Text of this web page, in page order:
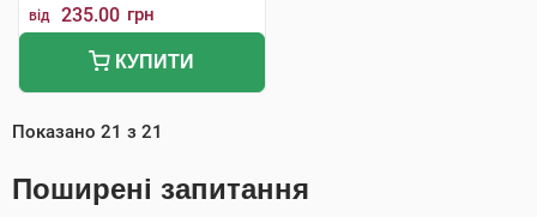
від 235.00 грн
КУПИТИ
Показано 21 з 21
Поширені запитання